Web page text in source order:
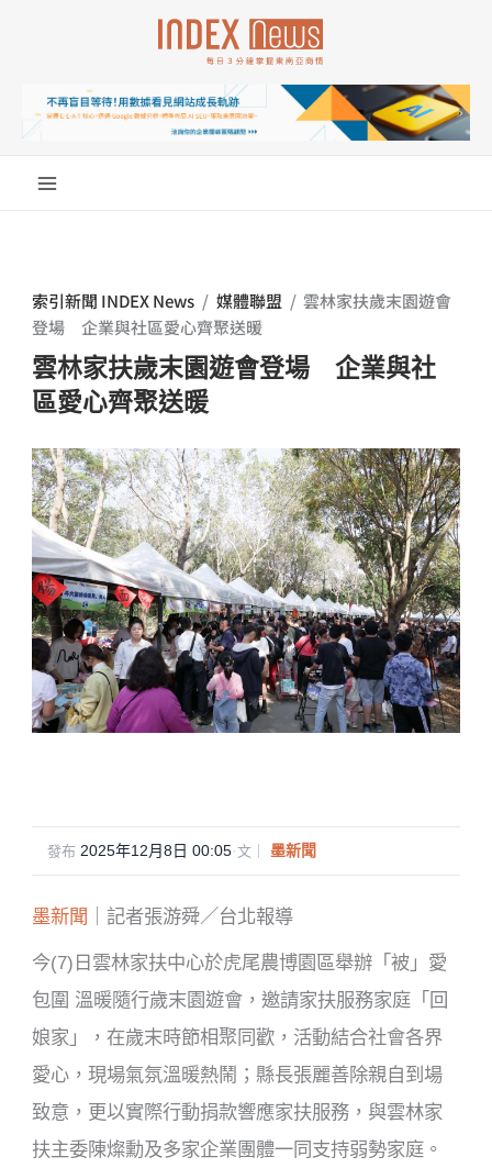
索引新聞 INDEX News / 媒體聯盟 / 雲林家扶歲末園遊會
登場 企業與社區愛心齊聚送暖
雲林家扶歲末園遊會登場 企業與社
區愛心齊聚送暖
發布 2025年12月8日 00:05·文｜ 墨新聞
墨新聞 ｜記者張游舜／台北報導
今(7)日雲林家扶中心於虎尾農博園區舉辦「被」愛
包圍 溫暖隨行歲末園遊會，邀請家扶服務家庭「回
娘家」，在歲末時節相聚同歡，活動結合社會各界
愛心，現場氣氛溫暖熱鬧；縣長張麗善除親自到場
致意，更以實際行動捐款響應家扶服務，與雲林家
扶主委陳燦勳及多家企業團體一同支持弱勢家庭。